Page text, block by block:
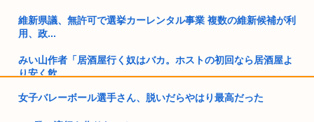
維新県議、無許可で選挙カーレンタル事業 複数の維新候補が利
用、政...
みい山作者「居酒屋行く奴はバカ。ホストの初回なら居酒屋よ
り安く飲...
30歳看護補助者、90歳男性のオムツ交換時に暴れて噛みつかれ
女子バレーボール選手さん、脱いだらやはり最高だった